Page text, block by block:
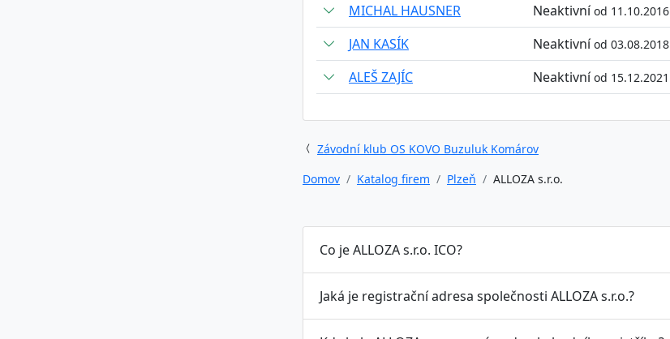
MICHAL HAUSNER
Neaktivníod 11.10.2016
JAN KASÍK
Neaktivníod 03.08.2018
ALEŠ ZAJÍC
Neaktivníod 15.12.2021
Závodní klub OS KOVO Buzuluk Komárov
Domov
Katalog firem Plzeň ALLOZA s.r.o.
Co je ALLOZA s.r.o. ICO?
Jaká je registrační adresa společnosti ALLOZA s.r.o.?